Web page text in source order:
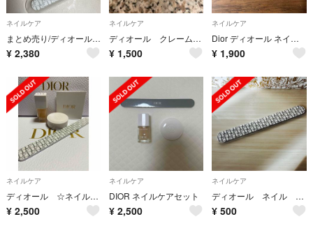
ネイルケア
まとめ売り/ディオールネイルファイル
¥ 2,380
ネイルケア
ディオール クレーム アブリコ ネイルクリーム
¥ 1,500
ネイルケア
Dior ディオール ネイルオイル
¥ 1,900
ネイルケア
ディオール ☆ネイルケアセット
¥ 2,500
ネイルケア
DIOR ネイルケアセット
¥ 2,500
ネイルケア
ディオール ネイル 爪やすり ファイル 新品未使用
¥ 500